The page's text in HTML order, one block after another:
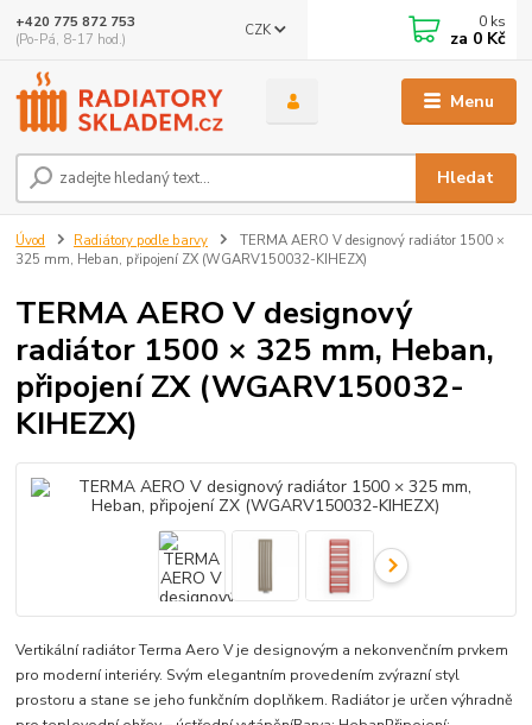
Menu
CZK
Hledat
+420 775 872 753
(Po-Pá, 8-17 hod.)
0 ks
za 0 Kč
Úvod Radiátory podle barvy
TERMA AERO V designový radiátor 1500 ×
325 mm, Heban, připojení ZX (WGARV150032-KIHEZX)
TERMA AERO V designový
radiátor 1500 × 325 mm, Heban,
připojení ZX (WGARV150032-
KIHEZX)
Vertikální radiátor Terma Aero V je designovým a nekonvenčním prvkem
pro moderní interiéry. Svým elegantním provedením zvýrazní styl
prostoru a stane se jeho funkčním doplňkem. Radiátor je určen výhradně